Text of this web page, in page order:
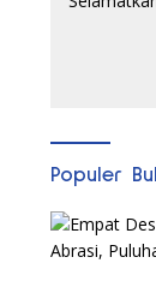
Populer